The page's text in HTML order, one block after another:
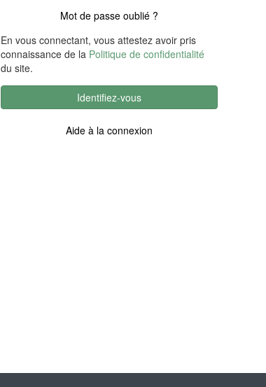
Mot de passe oublié ?
En vous connectant, vous attestez avoir pris
connaissance de la Politique de confidentialité
du site.
Identifiez-vous
Aide à la connexion